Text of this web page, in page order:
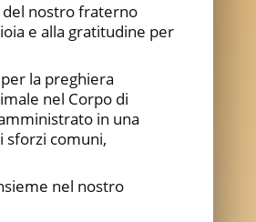
del nostro fraterno
e alla gratitudine per
la preghiera
nel Corpo di
in una
sforzi comuni,
nel nostro